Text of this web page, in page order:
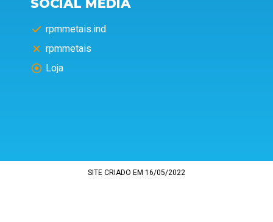
SOCIAL MEDIA
rpmmetais.ind
rpmmetais
Loja
SITE CRIADO EM 16/05/2022